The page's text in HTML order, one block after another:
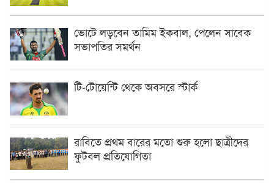
ভোটে লড়বেন তামিম ইকবাল, পেলেন সাবেক
সভাপতির সমর্থন
টি-টোয়েন্টি থেকে অবসরে স্টার্ক
রাবিতে প্রথম বারের মতো শুরু হলো ছাত্রীদের
ফুটবল প্রতিযোগিতা